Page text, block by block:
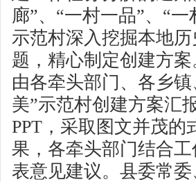
廊”、“一村一品”、“
示范村深入挖掘本地
题，精心制定创建方
由各牵头部门、各乡
美”示范村创建方案汇
PPT，采取图文并茂
果，各牵头部门结合
表意见建议。县委常